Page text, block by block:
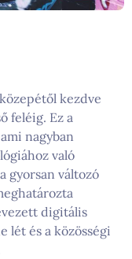
kezdve
feléig. Ez a
nagyban
való
gyorsan változó
digitális
lét és a közösségi